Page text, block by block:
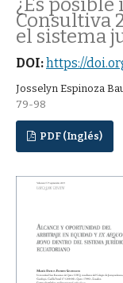
¿Es
Consultiva
el sistema
DOI:https://
Josselyn Espinoza
79-98
PDF (Inglés)